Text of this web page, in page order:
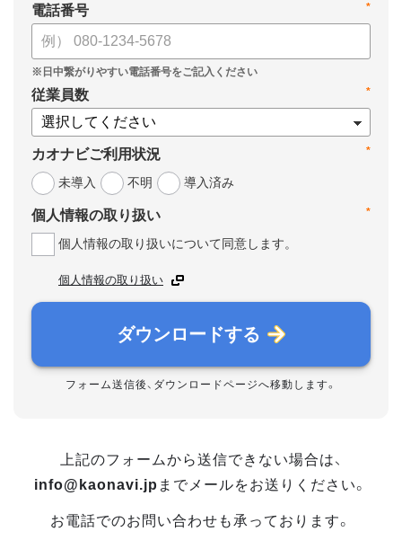
*
電話番号
*
従業員数
*
カオナビご利用状況
未導入
不明 導入済み
*
個人情報の取り扱い
個人情報の取り扱いについて同意します。
個人情報の取り扱い
ダウンロードする
フォーム送信後、ダウンロードページへ移動します。
上記のフォームから送信できない場合は、
info@kaonavi.jp までメールをお送りください。
お電話でのお問い合わせも承っております。